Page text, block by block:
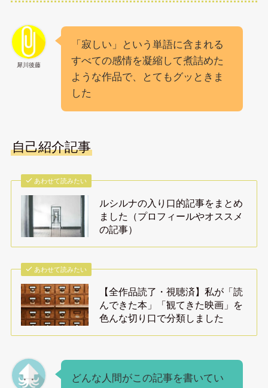
犀川後藤
「寂しい」という単語に含まれる
すべての感情を凝縮して煮詰めた
ような作品で、とてもグッときま
した
自己紹介記事
あわせて読みたい
ルシルナの入り口的記事をまとめ
ました（プロフィールやオススメ
の記事）
あわせて読みたい
【全作品読了・視聴済】私が「読
んできた本」「観てきた映画」を
色んな切り口で分類しました
どんな人間がこの記事を書いてい